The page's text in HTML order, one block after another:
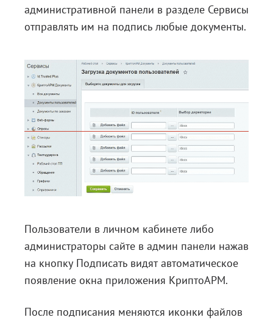
административной панели в разделе Сервисы
отправлять им на подпись любые документы.
Пользователи в личном кабинете либо
администраторы сайте в админ панели нажав
на кнопку Подписать видят автоматическое
появление окна приложения КриптоАРМ.
После подписания меняются иконки файлов